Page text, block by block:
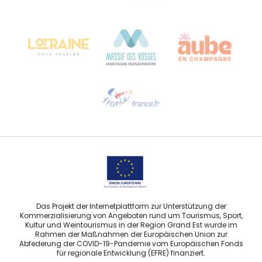
Sprechen Sie uns per E-Mail an
Das Projekt der Internetplattform zur Unterstützung der
Kommerzialisierung von Angeboten rund um Tourismus, Sport,
Kultur und Weintourismus in der Region Grand Est wurde im
Rahmen der Maßnahmen der Europäischen Union zur
Abfederung der COVID-19-Pandemie vom Europäischen Fonds
für regionale Entwicklung (EFRE) finanziert.